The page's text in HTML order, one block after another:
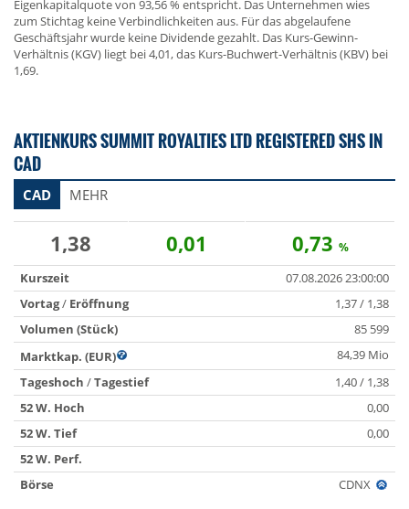
Eigenkapitalquote von 93,56 % entspricht. Das Unternehmen wies
zum Stichtag keine Verbindlichkeiten aus. Für das abgelaufene
Geschäftsjahr wurde keine Dividende gezahlt. Das Kurs-Gewinn-
Verhältnis (KGV) liegt bei 4,01, das Kurs-Buchwert-Verhältnis (KBV) bei
1,69.
AKTIENKURS SUMMIT ROYALTIES LTD REGISTERED SHS IN
CAD
CAD MEHR
1,38 0,01 0,73 %
Kurszeit
07.08.2026 23:00:00
Vortag/ Eröffnung
1,37 / 1,38
Volumen (Stück)
85 599
Marktkap. (EUR)
84,39 Mio
Tageshoch /Tagestief
1,40 / 1,38
52 W. Hoch
0,00
52 W. Tief
0,00
52 W. Perf.
Börse
CDNX